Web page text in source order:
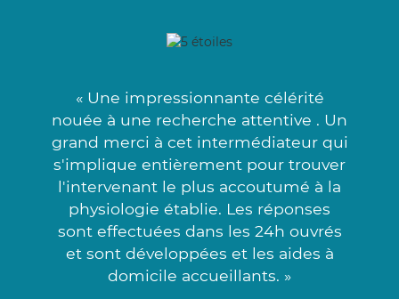
« Une impressionnante célérité
nouée à une recherche attentive . Un
grand merci à cet intermédiateur qui
s'implique entièrement pour trouver
l'intervenant le plus accoutumé à la
physiologie établie. Les réponses
sont effectuées dans les 24h ouvrés
et sont développées et les aides à
domicile accueillants. »